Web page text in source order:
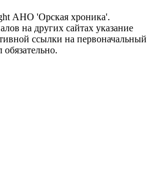
АНО 'Орская хроника'.
на других сайтах указание
ссылки на первоначальный